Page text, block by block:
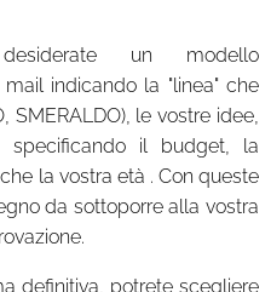
un modello
indicando la "linea" che
SMERALDO), le vostre idee,
specificando il budget, la
la vostra età . Con queste
da sottoporre alla vostra
definitiva, potrete scegliere